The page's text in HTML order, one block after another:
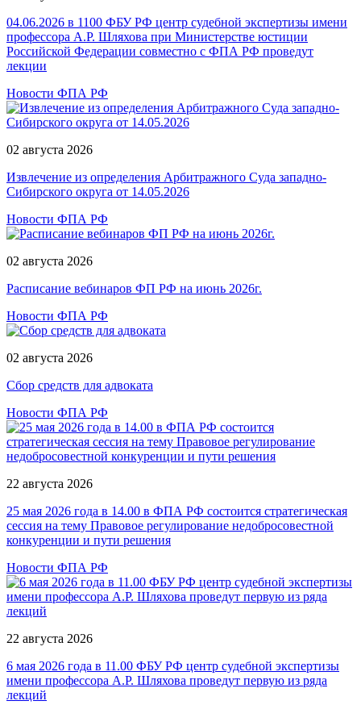
04.06.2026 в 1100 ФБУ РФ центр судебной экспертизы имени
профессора А.Р. Шляхова при Министерстве юстиции
Российской Федерации совместно с ФПА РФ проведут
лекции
Новости ФПА РФ
02 августа 2026
Извлечение из определения Арбитражного Суда западно-
Сибирского округа от 14.05.2026
Новости ФПА РФ
02 августа 2026
Расписание вебинаров ФП РФ на июнь 2026г.
Новости ФПА РФ
02 августа 2026
Сбор средств для адвоката
Новости ФПА РФ
22 августа 2026
25 мая 2026 года в 14.00 в ФПА РФ состоится стратегическая
сессия на тему Правовое регулирование недобросовестной
конкуренции и пути решения
Новости ФПА РФ
22 августа 2026
6 мая 2026 года в 11.00 ФБУ РФ центр судебной экспертизы
имени профессора А.Р. Шляхова проведут первую из ряда
лекций